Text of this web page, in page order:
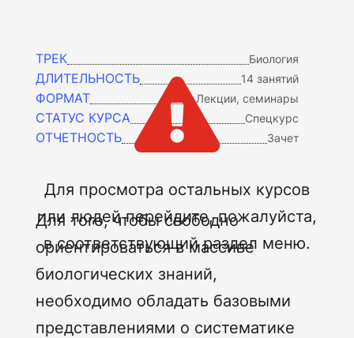
ТРЕК Биология
ДЛИТЕЛЬНОСТЬ 14 занятий
ФОРМАТ Лекции, семинары
СТАТУС КУРСА Спецкурс
ОТЧЕТНОСТЬ Зачет
Для того, чтобы свободно
ориентироваться в массиве
биологических знаний,
необходимо обладать базовыми
представлениями о систематике

Для просмотра остальных курсов
или людей перейдите, пожалуйста,
в соответствующий раздел меню.